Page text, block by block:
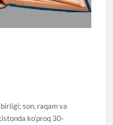
son, raqam va
ko’proq 30-